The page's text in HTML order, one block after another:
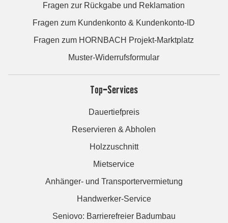
Fragen zur Rückgabe und Reklamation
Fragen zum Kundenkonto & Kundenkonto-ID
Fragen zum HORNBACH Projekt-Marktplatz
Muster-Widerrufsformular
Top-Services
Dauertiefpreis
Reservieren & Abholen
Holzzuschnitt
Mietservice
Anhänger- und Transportervermietung
Handwerker-Service
Seniovo: Barrierefreier Badumbau